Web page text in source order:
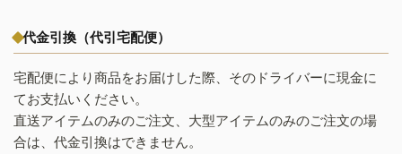
代金引換（代引宅配便）
宅配便により商品をお届けした際、そのドライバーに現金に
てお支払いください。
直送アイテムのみのご注文、大型アイテムのみのご注文の場
合は、代金引換はできません。